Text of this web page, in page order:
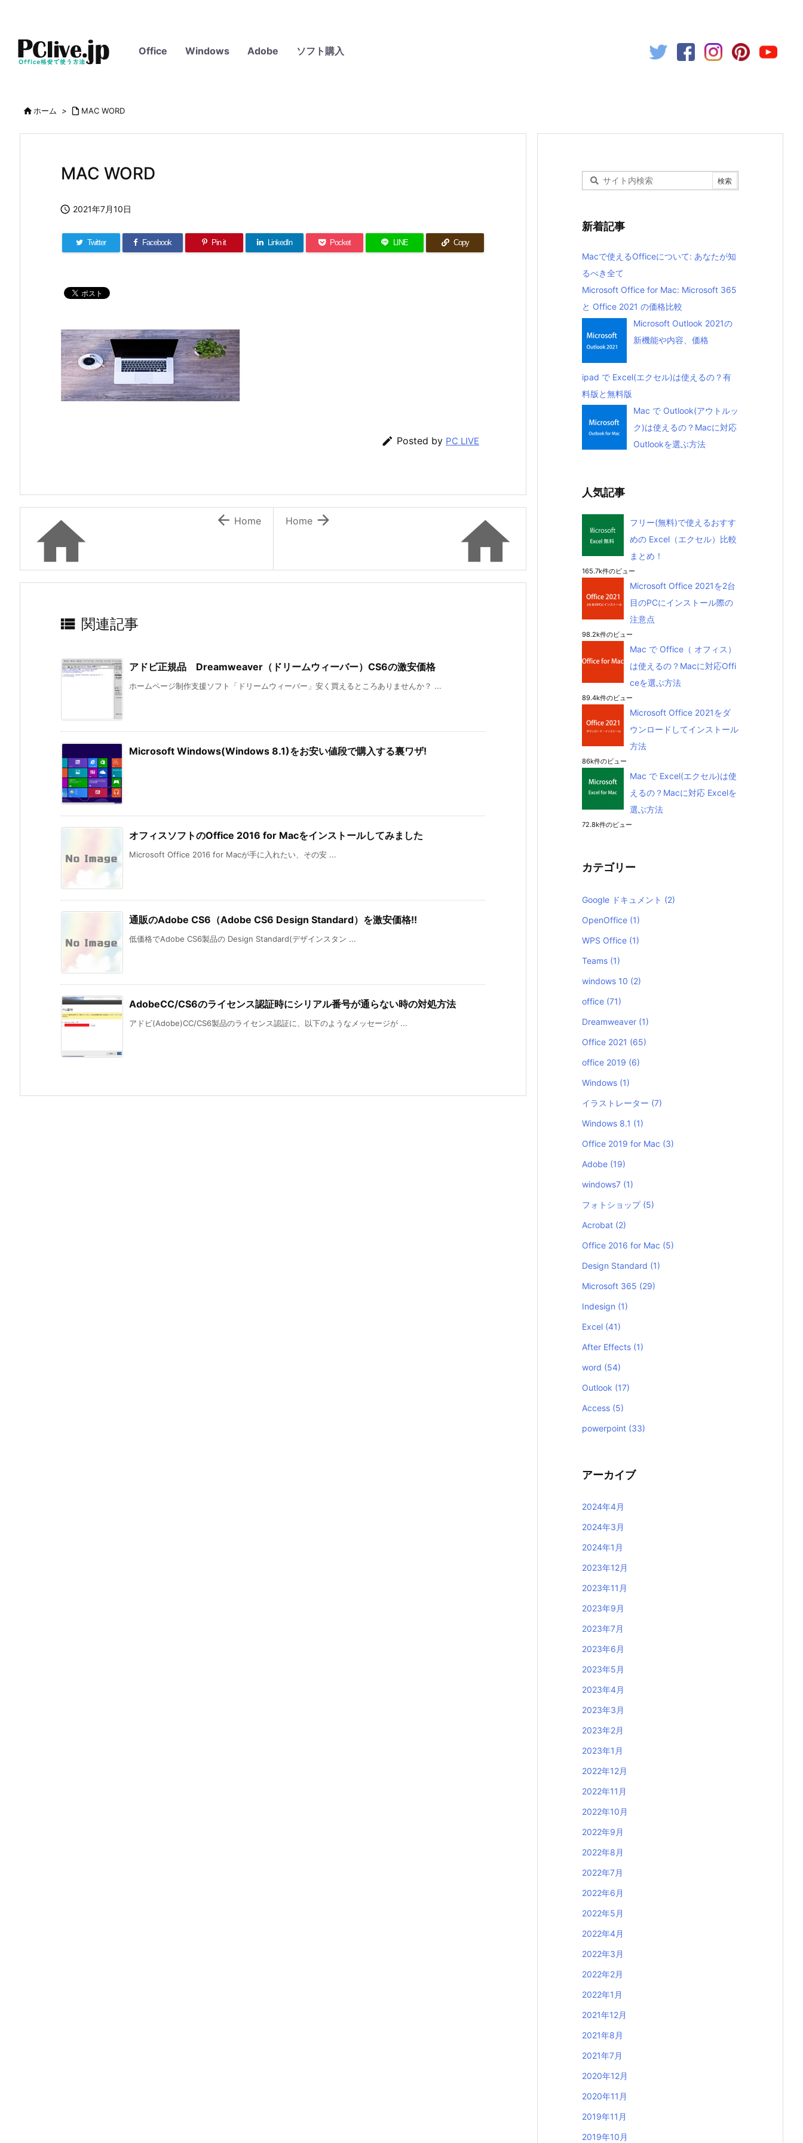
Office Windows Adobe ソフト購入
ホーム >  MAC WORD
MAC WORD
 2021年7月10日
Twitter Facebook Pin it LinkedIn Pocket LINE Copy
 Posted by PC LIVE


Home
  Home
 関連記事
アドビ正規品 Dreamweaver（ドリームウィーバー）CS6の激安価格
ホームページ制作支援ソフト「ドリームウィーバー」安く買えるところありませんか？ ...
Microsoft Windows(Windows 8.1)をお安い値段で購入する裏ワザ!
オフィスソフトのOffice 2016 for Macをインストールしてみました
Microsoft Office 2016 for Macが手に入れたい、その安 ...
通販のAdobe CS6（Adobe CS6 Design Standard）を激安価格!!
低価格でAdobe CS6製品の Design Standard(デザインスタン ...
AdobeCC/CS6のライセンス認証時にシリアル番号が通らない時の対処方法
アドビ(Adobe)CC/CS6製品のライセンス認証に、以下のようなメッセージが ...
新着記事
Macで使えるOfficeについて: あなたが知
るべき全て
Microsoft Office for Mac: Microsoft 365
と Office 2021 の価格比較
Microsoft Outlook 2021の
新機能や内容、価格
ipad で Excel(エクセル)は使えるの？有
料版と無料版
Mac で Outlook(アウトルッ
ク)は使えるの？Macに対応
Outlookを選ぶ方法
人気記事
フリー(無料)で使えるおすす
めの Excel（エクセル）比較
まとめ！
165.7k件のビュー
Microsoft Office 2021を2台
目のPCにインストール際の
注意点
98.2k件のビュー
Mac で Office（ オフィス）
は使えるの？Macに対応Offi
ceを選ぶ方法
89.4k件のビュー
Microsoft Office 2021をダ
ウンロードしてインストール
方法
86k件のビュー
Mac で Excel(エクセル)は使
えるの？Macに対応 Excelを
選ぶ方法
72.8k件のビュー
カテゴリー
Google ドキュメント (2)
OpenOffice (1)
WPS Office (1)
Teams (1)
windows 10 (2)
office (71)
Dreamweaver (1)
Office 2021 (65)
office 2019 (6)
Windows (1)
イラストレーター (7)
Windows 8.1 (1)
Office 2019 for Mac (3)
Adobe (19)
windows7 (1)
フォトショップ (5)
Acrobat (2)
Office 2016 for Mac (5)
Design Standard (1)
Microsoft 365 (29)
Indesign (1)
Excel (41)
After Effects (1)
word (54)
Outlook (17)
Access (5)
powerpoint (33)
アーカイブ
2024年4月
2024年3月
2024年1月
2023年12月
2023年11月
2023年9月
2023年7月
2023年6月
2023年5月
2023年4月
2023年3月
2023年2月
2023年1月
2022年12月
2022年11月
2022年10月
2022年9月
2022年8月
2022年7月
2022年6月
2022年5月
2022年4月
2022年3月
2022年2月
2022年1月
2021年12月
2021年8月
2021年7月
2020年12月
2020年11月
2019年11月
2019年10月